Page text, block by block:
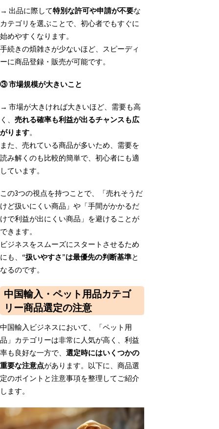
→ 出品に際して特別な許可や申請が不要な
カテゴリを選ぶことで、初心者でもすぐに
始めやすくなります。
手続きの煩雑さが少ないほど、スピーディ
ーに商品登録・販売が可能です。
③市場規模が大きいこと
→ 市場が大きければ大きいほど、需要も高
く、 売れる確率も利益が出るチャンスも広
がります。
また、売れている商品が多いため、需要を
読み解くのも比較的簡単で、初心者にも適
しています。
この3つの視点を持つことで、「売れそうだ
けど扱いにくい商品」や「手間がかかるだ
けで利益が出にくい商品」を避けることが
できます。
ビジネスをスムーズにスタートさせるため
にも、 “扱いやすさ”は最優先の判断基準と
なるのです。
中国輸入・ペット用品カテゴ
リー商品選定の注意
中国輸入ビジネスにおいて、「ペット用
品」カテゴリーは非常に人気が高く、利益
率も良好な一方で、 選定時にはいくつかの
重要な注意点があります。以下に、商品選
定のポイントと注意事項を整理してご紹介
します。